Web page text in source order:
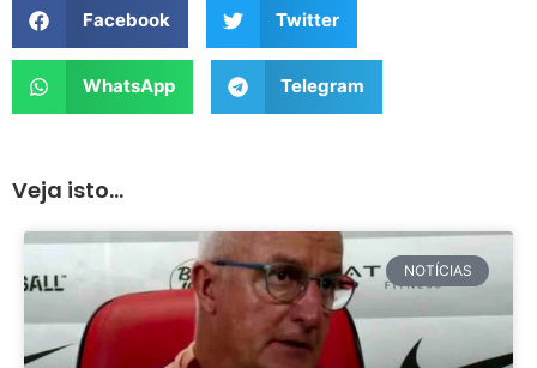
Facebook Twitter
WhatsApp Telegram
Veja isto...
NOTÍCIAS